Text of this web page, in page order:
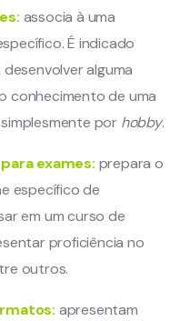
associa à uma
É indicado
alguma
conhecimento de uma
por hobby.
exames: prepara o
específico de
em um curso de
proficiência no
outros.
apresentam